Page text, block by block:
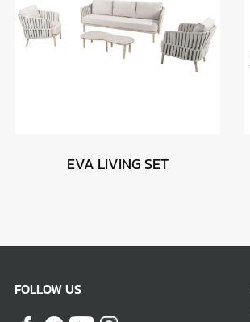
EVA LIVING SET
FOLLOW US